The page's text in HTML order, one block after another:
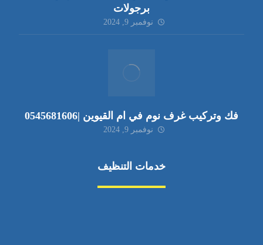
برجولات
نوفمبر 9, 2024
فك وتركيب غرف نوم في ام القيوين |0545681606
نوفمبر 9, 2024
خدمات التنظيف